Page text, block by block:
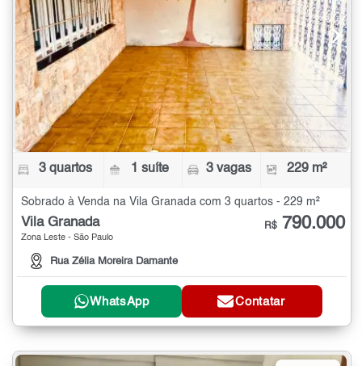
3 quartos 1 suíte 3 vagas 229 m²
Sobrado à Venda na Vila Granada com 3 quartos - 229 m²
Vila Granada
Zona Leste - São Paulo
Rua Zélia Moreira Damante
R$ 790.000
WhatsApp Contatar